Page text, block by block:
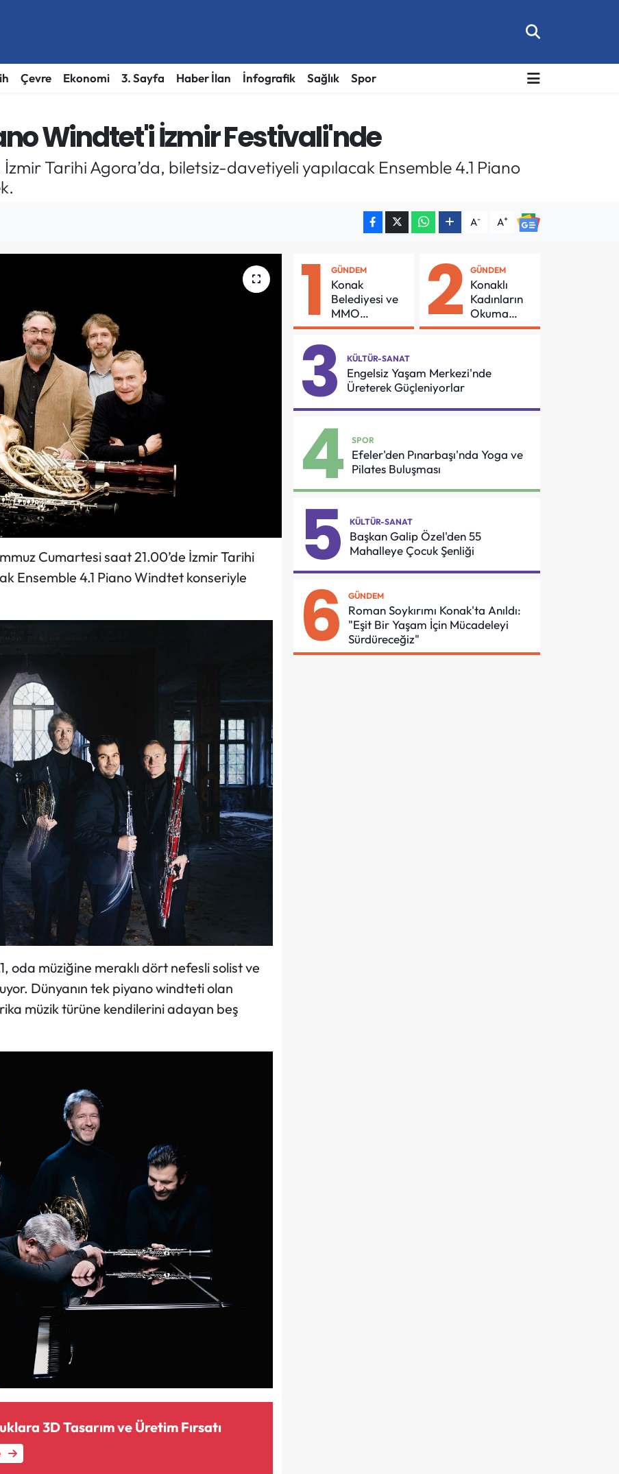
Çevre Ekonomi 3. Sayfa Haber İlan İnfografik Sağlık Spor
Windtet'i İzmir Festivali'nde
Tarihi Agora’da, biletsiz-davetiyeli yapılacak Ensemble 4.1 Piano
A- A+
Cumartesi saat 21.00’de İzmir Tarihi
Ensemble 4.1 Piano Windtet konseriyle
oda müziğine meraklı dört nefesli solist ve
Dünyanın tek piyano windteti olan
müzik türüne kendilerini adayan beş
3D Tasarım ve Üretim Fırsatı
1 GÜNDEM
Konak
Belediyesi ve
MMO
Arasında
Güvenliği İçin
Önemli
Protokol
2 GÜNDEM
Konaklı
Kadınların
Okuma
Azmi Örnek
3 KÜLTÜR-SANAT
Engelsiz Yaşam Merkezi'nde
Üreterek Güçleniyorlar
4 SPOR
Efeler'den Pınarbaşı'nda Yoga ve
Pilates Buluşması
5 KÜLTÜR-SANAT
Başkan Galip Özel'den 55
Mahalleye Çocuk Şenliği
6 GÜNDEM
Roman Soykırımı Konak'ta Anıldı:
"Eşit Bir Yaşam İçin Mücadeleyi
Sürdüreceğiz"